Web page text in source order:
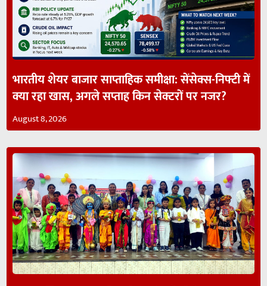
भारतीय शेयर बाजार साप्ताहिक समीक्षा: सेंसेक्स-निफ्टी में
क्या रहा खास, अगले सप्ताह किन सेक्टरों पर नजर?
August 8, 2026